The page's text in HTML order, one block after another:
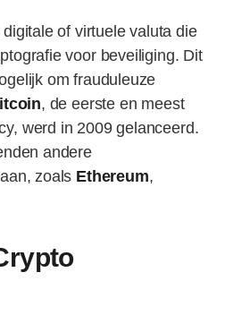
of virtuele valuta die
voor beveiliging. Dit
om frauduleuze
, de eerste en meest
werd in 2009 gelanceerd.
andere
zoals Ethereum,